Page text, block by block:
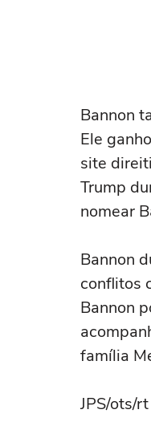
Bannon
Ele
site
Trump
nomear
Bannon
conflitos
Bannon
família
JPS/ots/rt